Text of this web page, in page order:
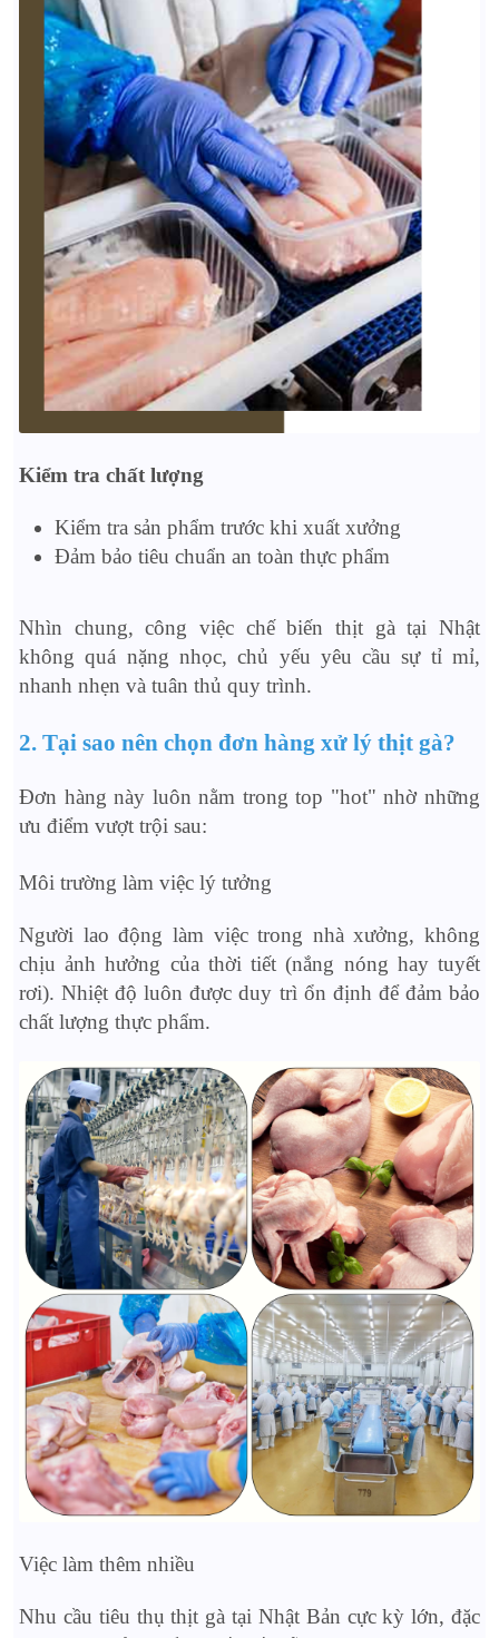
Kiểm tra chất lượng
Kiểm tra sản phẩm trước khi xuất xưởng
Đảm bảo tiêu chuẩn an toàn thực phẩm
Nhìn chung, công việc chế biến thịt gà tại Nhật
không quá nặng nhọc, chủ yếu yêu cầu sự tỉ mỉ,
nhanh nhẹn và tuân thủ quy trình.
2. Tại sao nên chọn đơn hàng xử lý thịt gà?
Đơn hàng này luôn nằm trong top "hot" nhờ những
ưu điểm vượt trội sau:
Môi trường làm việc lý tưởng
Người lao động làm việc trong nhà xưởng, không
chịu ảnh hưởng của thời tiết (nắng nóng hay tuyết
rơi). Nhiệt độ luôn được duy trì ổn định để đảm bảo
chất lượng thực phẩm.
Việc làm thêm nhiều
Nhu cầu tiêu thụ thịt gà tại Nhật Bản cực kỳ lớn, đặc